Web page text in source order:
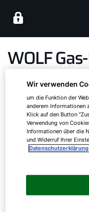
WOLF
Mittelkessel bis
Servus!
Wir verwenden
um die Funktion der
anderem Informationen
Klick auf den Button
Verwendung von
Informationen über die
und Widerruf Ihrer